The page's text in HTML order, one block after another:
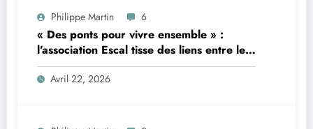
Philippe Martin 6
« Des ponts pour vivre ensemble » :
l’association Escal tisse des liens entre le
Maroc et Arradon à travers ses activités
Avril 22, 2026